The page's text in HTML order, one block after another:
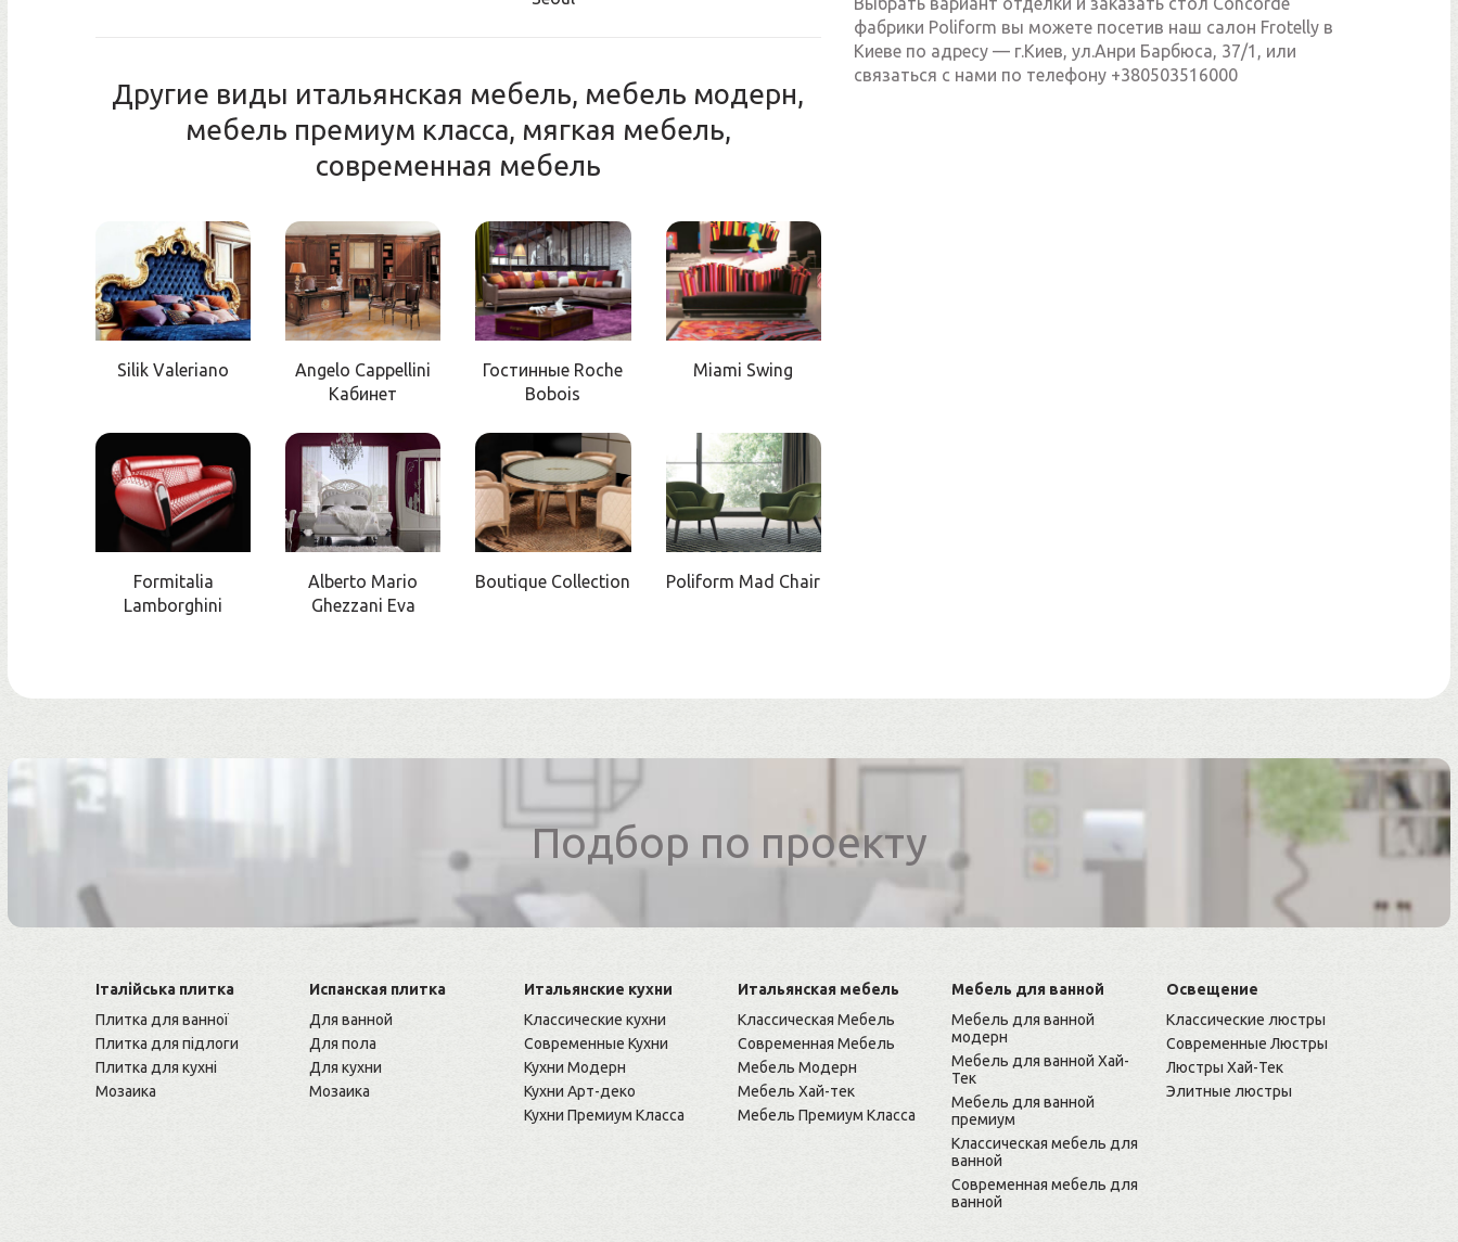
Другие виды итальянская мебель, мебель модерн,
мебель премиум класса, мягкая мебель,
современная мебель
Silik Valeriano
Angelo Cappellini
Кабинет
Гостинные Roche
Bobois
Miami Swing
Formitalia
Lamborghini
Alberto Mario
Ghezzani Eva
Boutique Collection Poliform Mad Chair
фабрики Poliform вы можете посетив наш салон Frotelly в
Киеве по адресу — г.Киев, ул.Анри Барбюса, 37/1, или
связаться с нами по телефону +380503516000
Подбор по проекту
Італійська плитка
Плитка для ванної
Плитка для підлоги
Плитка для кухні
Мозаика
Испанская плитка
Для ванной
Для пола
Для кухни
Мозаика
Итальянские кухни
Классические кухни
Современные Кухни
Кухни Модерн
Кухни Арт-деко
Кухни Премиум Класса
Итальянская мебель
Классическая Мебель
Современная Мебель
Мебель Модерн
Мебель Хай-тек
Мебель Премиум Класса
Мебель для ванной
Мебель для ванной
модерн
Мебель для ванной Хай-
Тек
Мебель для ванной
премиум
Классическая мебель для
ванной
Cовременная мебель для
ванной
Освещение
Классические люстры
Современные Люстры
Люстры Хай-Тек
Элитные люстры